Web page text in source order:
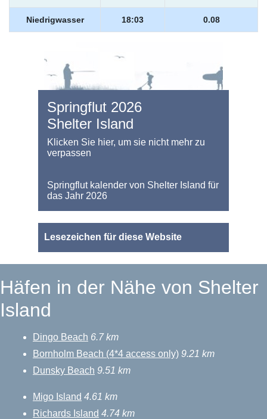
Niedrigwasser 18:03 0.08
Springflut 2026
Shelter Island
Klicken Sie hier, um sie nicht mehr zu
verpassen
Springflut kalender von Shelter Island für
das Jahr 2026
Lesezeichen für diese Website
Häfen in der Nähe von Shelter
Island
Dingo Beach 6.7 km
Bornholm Beach (4*4 access only) 9.21 km
Dunsky Beach 9.51 km
Migo Island 4.61 km
Richards Island 4.74 km